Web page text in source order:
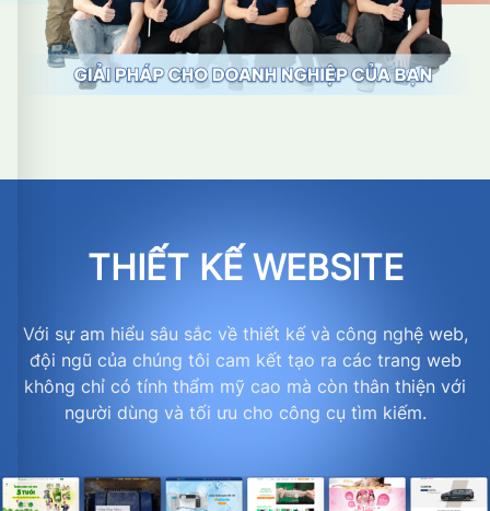
THIẾT KẾ WEBSITE
Với sự am hiểu sâu sắc về thiết kế và công nghệ web,
đội ngũ của chúng tôi cam kết tạo ra các trang web
không chỉ có tính thẩm mỹ cao mà còn thân thiện với
người dùng và tối ưu cho công cụ tìm kiếm.